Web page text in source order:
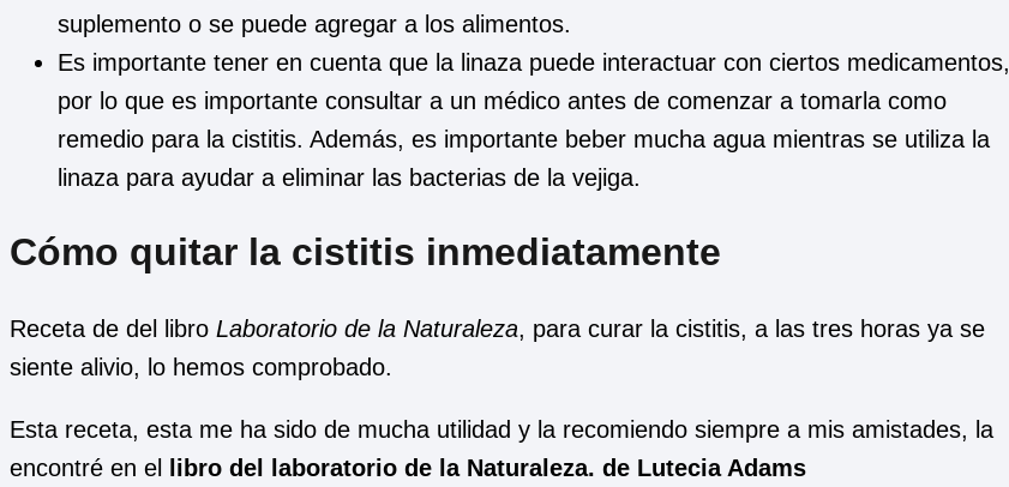
suplemento o se puede agregar a los alimentos.
Es importante tener en cuenta que la linaza puede interactuar con ciertos medicamentos,
por lo que es importante consultar a un médico antes de comenzar a tomarla como
remedio para la cistitis. Además, es importante beber mucha agua mientras se utiliza la
linaza para ayudar a eliminar las bacterias de la vejiga.
Cómo quitar la cistitis inmediatamente
Receta de del libro Laboratorio de la Naturaleza, para curar la cistitis, a las tres horas ya se
siente alivio, lo hemos comprobado.
Esta receta, esta me ha sido de mucha utilidad y la recomiendo siempre a mis amistades, la
encontré en el
libro del laboratorio de la Naturaleza. de Lutecia Adams